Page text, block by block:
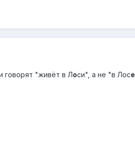
говорят "живёт в Лоси", а не "в Лосе